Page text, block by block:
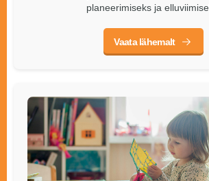
planeerimiseks ja
Vaata lähemalt